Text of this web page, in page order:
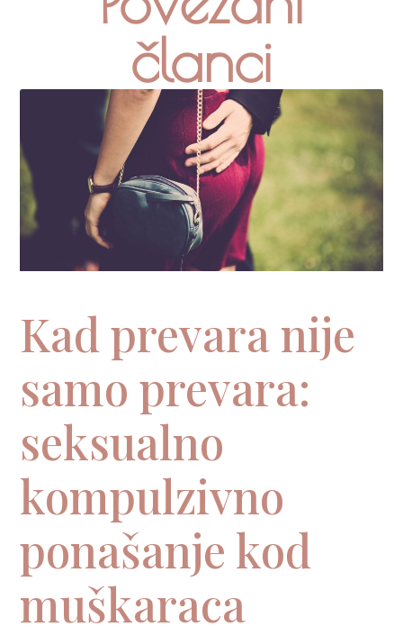
članci
Kad prevara nije
samo prevara:
seksualno
kompulzivno
ponašanje kod
muškaraca